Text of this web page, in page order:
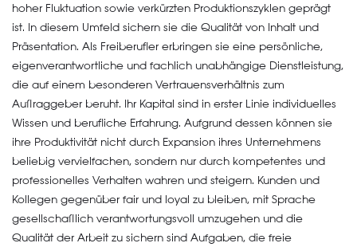
hoher Fluktuation sowie verkürzten Produktionszyklen geprägt
ist. In diesem Umfeld sichern sie die Qualität von Inhalt und
Präsentation. Als Freiberufler erbringen sie eine persönliche,
eigenverantwortliche und fachlich unabhängige Dienstleistung,
die auf einem besonderen Vertrauensverhältnis zum
Auftraggeber beruht. Ihr Kapital sind in erster Linie individuelles
Wissen und berufliche Erfahrung. Aufgrund dessen können sie
ihre Produktivität nicht durch Expansion ihres Unternehmens
beliebig vervielfachen, sondern nur durch kompetentes und
professionelles Verhalten wahren und steigern. Kunden und
Kollegen gegenüber fair und loyal zu bleiben, mit Sprache
gesellschaftlich verantwortungsvoll umzugehen und die
Qualität der Arbeit zu sichern sind Aufgaben, die freie